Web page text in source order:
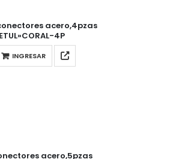
acero,4pzas
4P
INGRESAR
acero,5pzas